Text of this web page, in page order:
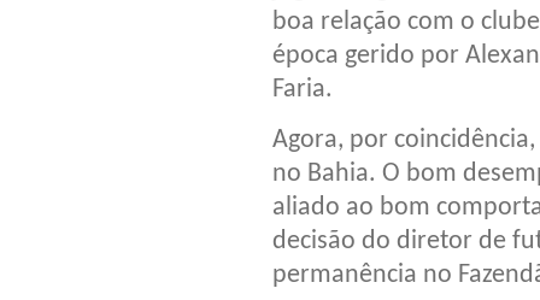
boa relação com o
época gerido por
Faria.
Agora, por
no Bahia. O bom
aliado ao bom
decisão do diretor de
permanência no